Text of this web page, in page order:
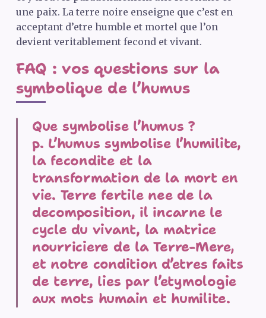
une paix. La terre noire enseigne que c’est en
acceptant d’etre humble et mortel que l’on
devient veritablement fecond et vivant.
FAQ : vos questions sur la
symbolique de l’humus
Que symbolise l’humus ?
p. L’humus symbolise l’humilite,
la fecondite et la
transformation de la mort en
vie. Terre fertile nee de la
decomposition, il incarne le
cycle du vivant, la matrice
nourriciere de la Terre-Mere,
et notre condition d’etres faits
de terre, lies par l’etymologie
aux mots humain et humilite.